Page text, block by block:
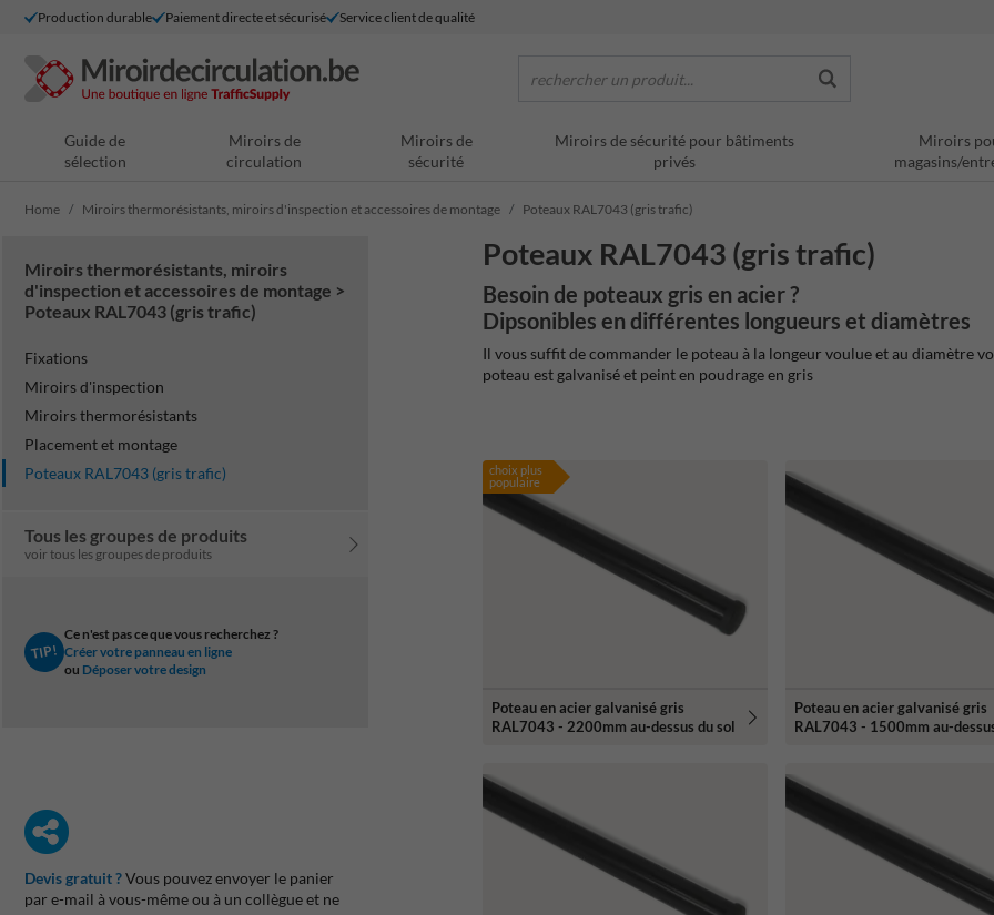
Production durable Paiement directe et sécurisé Service client de qualité
rechercher un produit...
Guide de
sélection
Miroirs de
circulation
Miroirs de
sécurité
Miroirs de sécurité pour bâtiments
privés
Miroirs
magasins/
Home Miroirs thermorésistants, miroirs d'inspection et accessoires de montage Poteaux RAL7043 (gris trafic)
Miroirs thermorésistants, miroirs
d'inspection et accessoires de montage >
Poteaux RAL7043 (gris trafic)
Fixations
Miroirs d'inspection
Miroirs thermorésistants
Placement et montage
Poteaux RAL7043 (gris trafic)
Tous les groupes de produits
voir tous les groupes de produits
TIP!
Ce n'est pas ce que vous recherchez ?
Créer votre panneau en ligne
ou Déposer votre design
Devis gratuit ?Vous pouvez envoyer le panier
par e-mail à vous-même ou à un collègue et ne
Poteaux RAL7043 (gris trafic)
Besoin de poteaux gris en acier ?
Dipsonibles en différentes longueurs et diamètres
Il vous suffit de commander le poteau à la longeur voulue et au diamètre
poteau est galvanisé et peint en poudrage en gris
choix plus
populaire
Poteau en acier galvanisé gris
RAL7043 - 2200mm au-dessus du sol
Poteau en acier galvanisé gris
RAL7043 - 1500mm au-